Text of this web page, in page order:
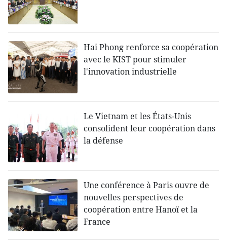
Hai Phong renforce sa coopération
avec le KIST pour stimuler
l'innovation industrielle
Le Vietnam et les États-Unis
consolident leur coopération dans
la défense
Une conférence à Paris ouvre de
nouvelles perspectives de
coopération entre Hanoï et la
France